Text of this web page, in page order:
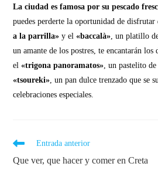
La ciudad es famosa por su pescado
puedes perderte la oportunidad de
a la parrilla» y el «baccalà», un platillo
un amante de los postres, te encantarán los
el«trigona panoramatos», un pastelito
«tsoureki», un pan dulce trenzado que se
celebraciones especiales.
Entrada anterior
Que ver, que hacer y comer en Creta